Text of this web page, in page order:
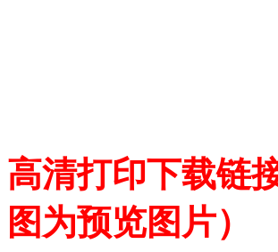
高清打印下载链
图为预览图片）